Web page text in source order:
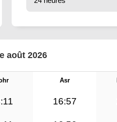
août 2026
Asr
16:57